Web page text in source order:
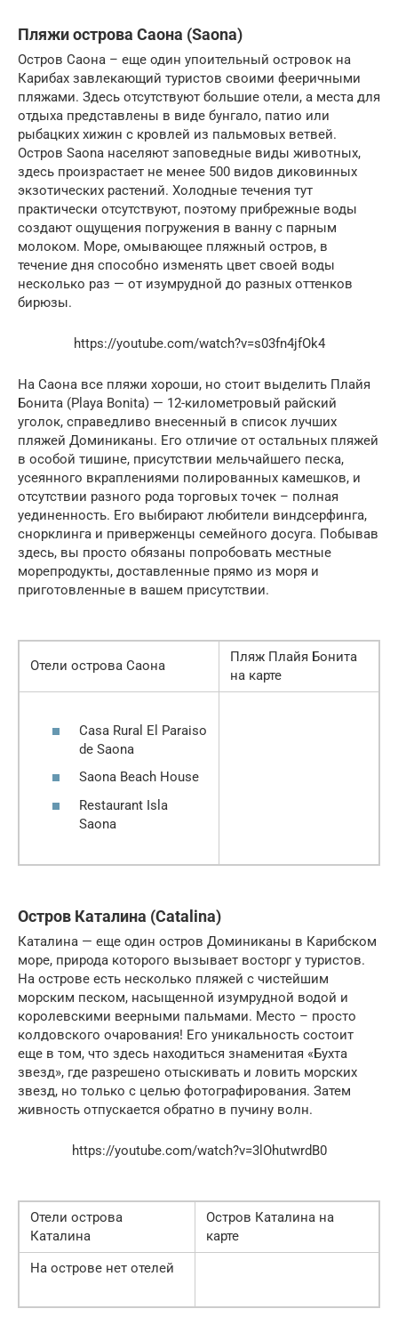
Пляжи острова Саона (Saona)
Остров Саона – еще один упоительный островок на
Карибах завлекающий туристов своими фееричными
пляжами. Здесь отсутствуют большие отели, а места для
отдыха представлены в виде бунгало, патио или
рыбацких хижин с кровлей из пальмовых ветвей.
Остров Saona населяют заповедные виды животных,
здесь произрастает не менее 500 видов диковинных
экзотических растений. Холодные течения тут
практически отсутствуют, поэтому прибрежные воды
создают ощущения погружения в ванну с парным
молоком. Море, омывающее пляжный остров, в
течение дня способно изменять цвет своей воды
несколько раз — от изумрудной до разных оттенков
бирюзы.
https://youtube.com/watch?v=s03fn4jfOk4
На Саона все пляжи хороши, но стоит выделить Плайя
Бонита (Playa Bonita) — 12-километровый райский
уголок, справедливо внесенный в список лучших
пляжей Доминиканы. Его отличие от остальных пляжей
в особой тишине, присутствии мельчайшего песка,
усеянного вкраплениями полированных камешков, и
отсутствии разного рода торговых точек – полная
уединенность. Его выбирают любители виндсерфинга,
снорклинга и приверженцы семейного досуга. Побывав
здесь, вы просто обязаны попробовать местные
морепродукты, доставленные прямо из моря и
приготовленные в вашем присутствии.
Отели острова Саона
Пляж Плайя Бонита
на карте
Casa Rural El Paraiso
de Saona
Saona Beach House
Restaurant Isla
Saona
Остров Каталина (Catalina)
Каталина — еще один остров Доминиканы в Карибском
море, природа которого вызывает восторг у туристов.
На острове есть несколько пляжей с чистейшим
морским песком, насыщенной изумрудной водой и
королевскими веерными пальмами. Место – просто
колдовского очарования! Его уникальность состоит
еще в том, что здесь находиться знаменитая «Бухта
звезд», где разрешено отыскивать и ловить морских
звезд, но только с целью фотографирования. Затем
живность отпускается обратно в пучину волн.
https://youtube.com/watch?v=3lOhutwrdB0
Отели острова
Каталина
Остров Каталина на
карте
На острове нет отелей